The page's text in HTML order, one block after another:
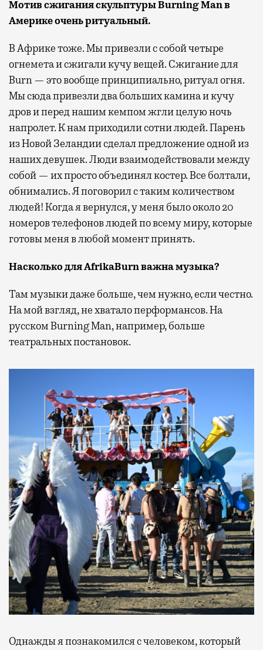
Мотив сжигания скульптуры Burning Man в
Америке очень ритуальный.
В Африке тоже. Мы привезли с собой четыре
огнемета и сжигали кучу вещей. Сжигание для
Burn — это вообще принципиально, ритуал огня.
Мы сюда привезли два больших камина и кучу
дров и перед нашим кемпом жгли целую ночь
напролет. К нам приходили сотни людей. Парень
из Новой Зеландии сделал предложение одной из
наших девушек. Люди взаимодействовали между
собой — их просто объединял костер. Все болтали,
обнимались. Я поговорил с таким количеством
людей! Когда я вернулся, у меня было около 20
номеров телефонов людей по всему миру, которые
готовы меня в любой момент принять.
Насколько для AfrikaBurn важна музыка?
Там музыки даже больше, чем нужно, если честно.
На мой взгляд, не хватало перформансов. На
русском Burning Man, например, больше
театральных постановок.
Однажды я познакомился с человеком, который